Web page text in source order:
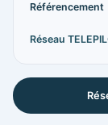
Référencement
Réseau